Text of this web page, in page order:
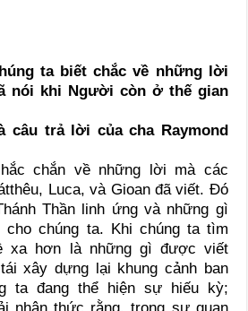
ta biết chắc về những lời
nói khi Người còn ở thế gian
câu trả lời của cha Raymond
chắn về những lời mà các
Luca, và Gioan đã viết. Đó
Thần linh ứng và những gì
cho chúng ta. Khi chúng ta tìm
xa hơn là những gì được viết
xây dựng lại khung cảnh ban
ta đang thể hiện sự hiếu kỳ;